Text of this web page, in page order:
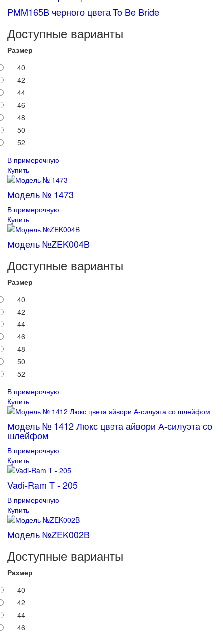
PMM165B черного цвета To Be Bride
Доступные варианты
Размер
40
42
44
46
48
50
52
В примерочную
Купить
Модель № 1473
В примерочную
Купить
Модель №ZEK004B
Доступные варианты
Размер
40
42
44
46
48
50
52
В примерочную
Купить
Модель № 1412 Люкс цвета айвори А-силуэта со
шлейфом
В примерочную
Купить
Vadi-Ram T - 205
В примерочную
Купить
Модель №ZEK002B
Доступные варианты
Размер
40
42
44
46